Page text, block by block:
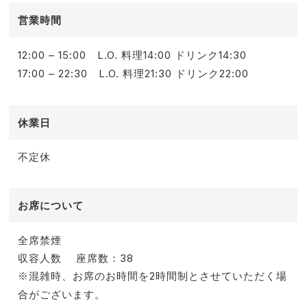
営業時間
12:00 – 15:00 L.O. 料理14:00 ドリンク14:30
17:00 – 22:30 L.O. 料理21:30 ドリンク22:00
休業日
不定休
お席について
全席禁煙
収容人数 座席数：38
※混雑時、お席のお時間を2時間制とさせていただく場
合がございます。